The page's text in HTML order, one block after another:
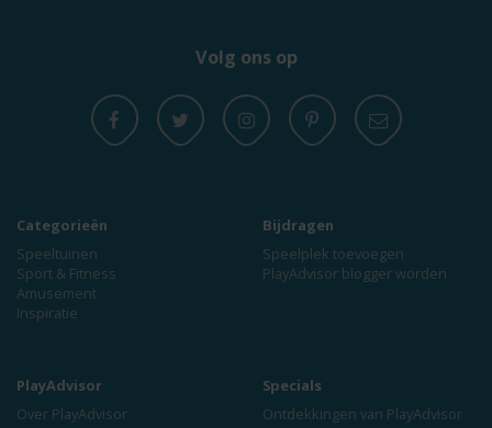
Volg ons op
Categorieën
Speeltuinen
Sport & Fitness
Amusement
Inspiratie
Bijdragen
Speelplek toevoegen
PlayAdvisor blogger worden
PlayAdvisor
Over PlayAdvisor
Specials
Ontdekkingen van PlayAdvisor